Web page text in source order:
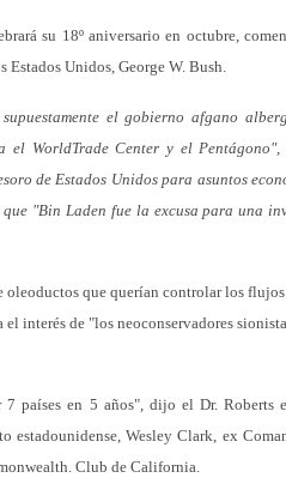
su 18º aniversario en octubre,
Estados Unidos, George W. Bush.
el gobierno afgano
el WorldTrade Center y el
de Estados Unidos para asuntos
"Bin Laden fue la excusa para una
oleoductos que querían controlar los
interés de "los neoconservadores
países en 5 años", dijo el Dr. Roberts
estadounidense, Wesley Clark, ex
Club de California.